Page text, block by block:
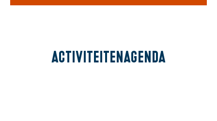
Activiteitenagenda